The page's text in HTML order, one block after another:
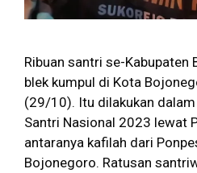
Ribuan santri se-
blek kumpul di Kota
(29/10). Itu dilakukan
Santri Nasional 2023 lewat
antaranya kafilah dari
Bojonegoro. Ratusan